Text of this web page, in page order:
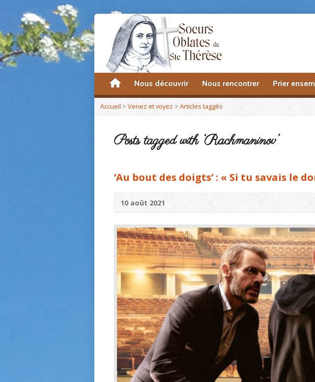
accueilNous découvrir Nous rencontrer Prier
Accueil>Venez et voyez > Articles taggés
Posts tagged with ‘Rachmaninov’
‘Au bout des doigts’ : « Si tu savais le
10 août 2021